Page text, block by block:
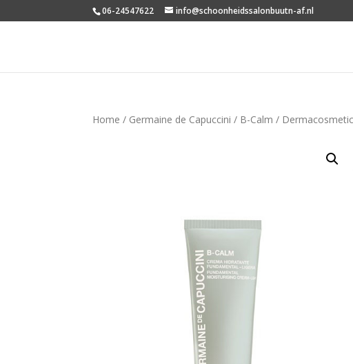
06-24547622 info@schoonheidssalonbuutn-af.nl
Home / Germaine de Capuccini / B-Calm /